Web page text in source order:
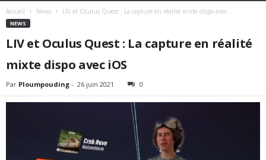
Accueil News LIV et Oculus Quest : La capture en réalité mixte dispo avec...
NEWS
LIV et Oculus Quest : La capture en réalité
mixte dispo avec iOS
Par Ploumpouding - 26 juin 2021 0